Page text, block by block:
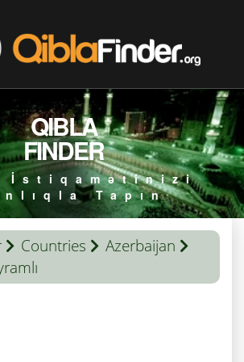
QIBLA
FINDER
İstiqamətinizi
Tapın
Countries
Azerbaijan